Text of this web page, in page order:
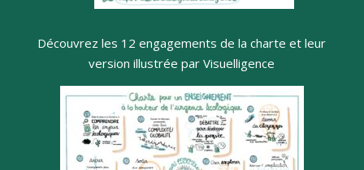
Découvrez les 12 engagements de la charte et leur
version illustrée par Visuelligence